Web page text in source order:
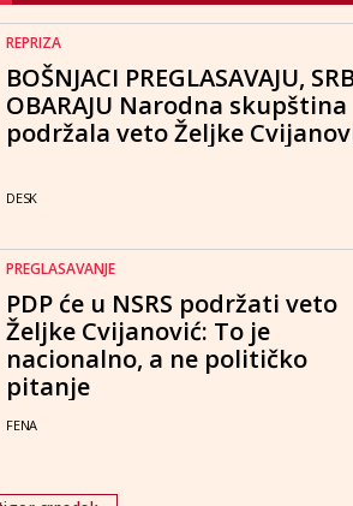
REPRIZA
BOŠNJACI PREGLASAVAJU,
OBARAJU Narodna skupština
podržala veto Željke
DESK
PREGLASAVANJE
PDP će u NSRS podržati veto
Željke Cvijanović: To je
nacionalno, a ne političko
pitanje
FENA